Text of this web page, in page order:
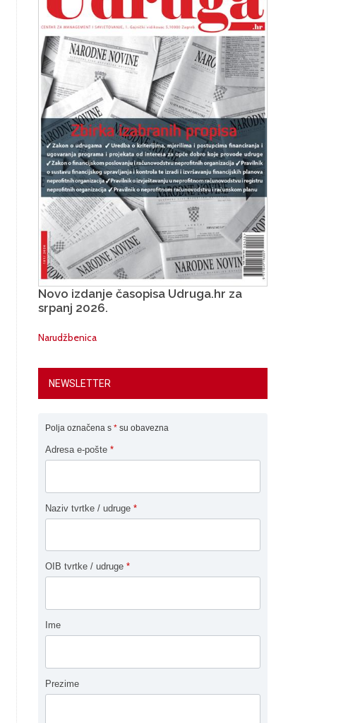
Novo izdanje časopisa Udruga.hr za
srpanj 2026.
Narudžbenica
NEWSLETTER
Polja označena s * su obavezna
Adresa e-pošte *
Naziv tvrtke / udruge *
OIB tvrtke / udruge *
Ime
Prezime